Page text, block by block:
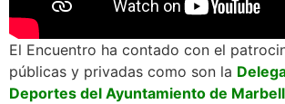
El Encuentro ha contado con el
públicas y privadas como son la
Deportes del Ayuntamiento de